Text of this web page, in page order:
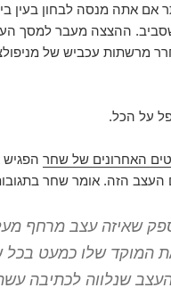
אם אתה מנסה לבחון בעין
ההצצה מעבר למסך
מרשתות עכביש של
על הכל.
האחרונים של שחר הפגיש
העצב הזה. אומר שחר
ספק שאיזה עצב מרחף
המוקד שלו כמעט בכל
שנלווה לכתיבה